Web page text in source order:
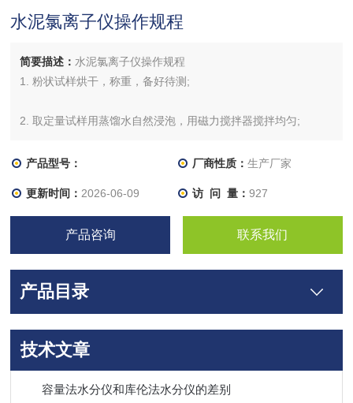
水泥氯离子仪操作规程
简要描述： 水泥氯离子仪操作规程
1. 粉状试样烘干，称重，备好待测;
2. 取定量试样用蒸馏水自然浸泡，用磁力搅拌器搅拌均匀;
3. 连接电极，主机和电脑，打开操作软件;
4. 通过软件，用标定溶液标定电极;
5. 试样溶液中加入电极稳定液，用标定完的电极测量，单个试样
6. 通过软件打印测量数据，导出或储存试验数据。
产品型号： 厂商性质： 生产厂家
更新时间： 2026-06-09 访 问 量： 927
产品咨询 联系我们
产品目录
技术文章
容量法水分仪和库伦法水分仪的差别